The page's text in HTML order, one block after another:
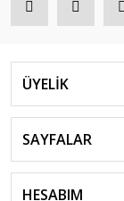
ÜYELİK
SAYFALAR
HESABIM